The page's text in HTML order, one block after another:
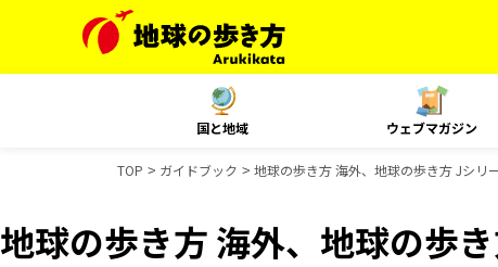
国と地域 ウェブマガジン
TOP ガイドブック 地球の歩き方 海外、地球の歩き方 Jシリ
地球の歩き方 海外、地球の歩